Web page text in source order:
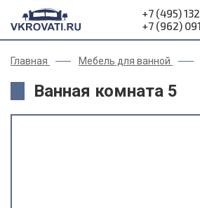
+7 (495)
+7 (962)
Главная Мебель для ванной
Ванная комната 5